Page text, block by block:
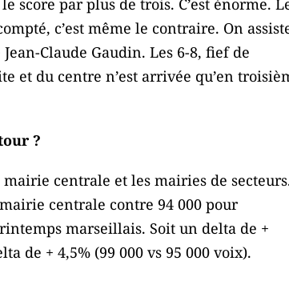
score par plus de trois. C’est énorme.
c’est même le contraire. On
Claude Gaudin. Les 6-8, fief de
et du centre n’est arrivée qu’en
?
centrale et les mairies de
centrale contre 94 000 pour
marseillais. Soit un delta de +
de + 4,5% (99 000 vs 95 000 voix).